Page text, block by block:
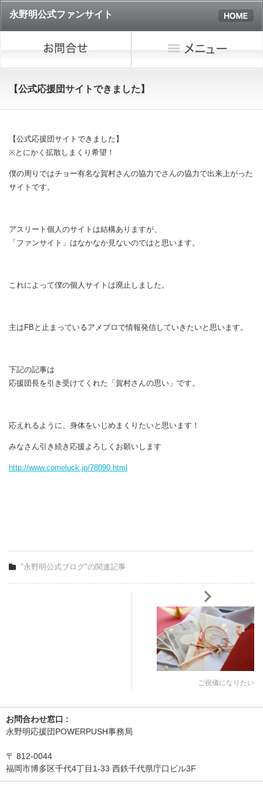
永野明公式ファンサイト
【公式応援団サイトできました】
【公式応援団サイトできました】
※とにかく拡散しまくり希望！
僕の周りではチョー有名な賀村さんの協力でさんの協力で出来上がった
サイトです。
アスリート個人のサイトは結構ありますが、
「ファンサイト」はなかなか見ないのではと思います。
これによって僕の個人サイトは廃止しました。
主はFBと止まっているアメブロで情報発信していきたいと思います。
下記の記事は
応援団長を引き受けてくれた「賀村さんの思い」です。
応えれるように、身体をいじめまくりたいと思います！
みなさん引き続き応援よろしくお願いします
http://www.comeluck.jp/78090.html
"永野明公式ブログ"の関連記事
ご祝儀になりたい
お問合わせ窓口 :
永野明応援団POWERPUSH事務局
〒 812-0044
福岡市博多区千代4丁目1-33 西鉄千代県庁口ビル3F